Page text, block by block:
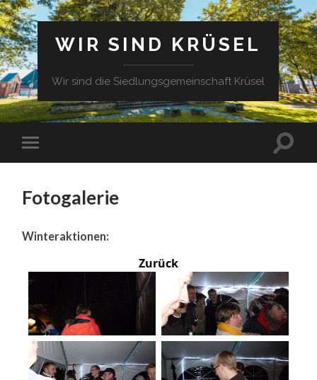
WIR SIND KRÜSEL
Wir sind die Siedlungsgemeinschaft Krüsel
Fotogalerie
Winteraktionen:
Zurück